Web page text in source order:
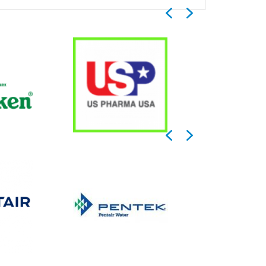
Previous
Next
Previous
Next